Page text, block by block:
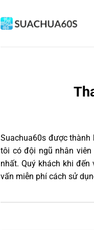
Suachua60s được thành
tôi có đội ngũ nhân viên
nhất. Quý khách khi
vấn miễn phí cách sử